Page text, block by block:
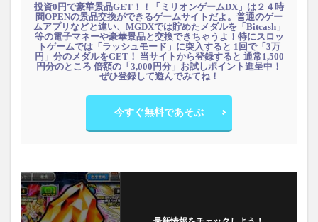
投資0円で豪華景品GET！！「ミリオンゲームDX」は２４時
間OPENの景品交換ができるゲームサイトだよ。普通のゲー
ムアプリなどと違い、MGDXでは貯めたメダルを「Bitcash」
等の電子マネーや豪華景品と交換できちゃうよ！特にスロッ
トゲームでは「ラッシュモード」に突入すると 1回で「3万
円」分のメダルをGET！ 当サイトから登録すると 通常1,500
円分のところ 倍額の「3,000円分」お試しポイント進呈中！
ぜひ登録して遊んでみてね！
今すぐ無料であそぶ